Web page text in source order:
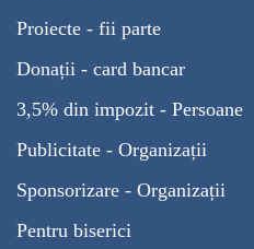
Proiecte - fii parte
Donații - card bancar
3,5% din impozit - Persoane
Publicitate - Organizații
Sponsorizare - Organizații
Pentru biserici